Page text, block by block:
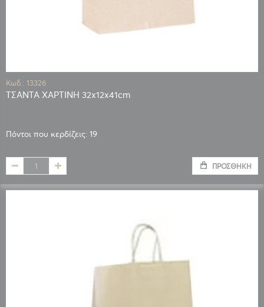
Κωδ.: 13326
ΤΣΑΝΤΑ ΧΑΡΤΙΝΗ 32x12x41cm
Πόντοι που κερδίζεις: 19
ΠΡΟΣΘΉΚΗ